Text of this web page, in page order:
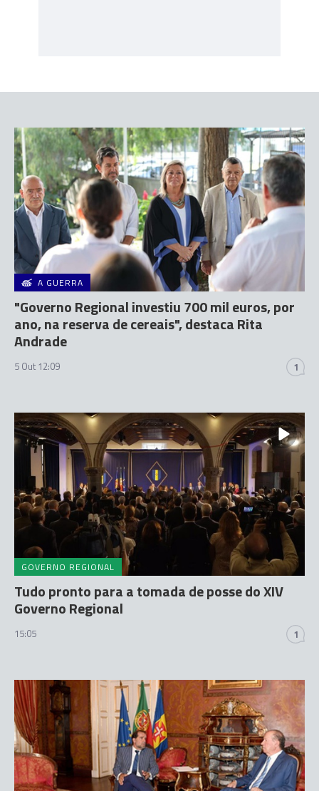
A GUERRA
"Governo Regional investiu 700 mil euros, por
ano, na reserva de cereais", destaca Rita
Andrade
5 Out 12:09 1
GOVERNO REGIONAL
Tudo pronto para a tomada de posse do XIV
Governo Regional
15:05 1